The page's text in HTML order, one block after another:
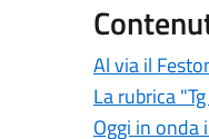
Al via il
La rubrica
Oggi in onda